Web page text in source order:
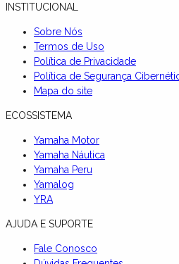
INSTITUCIONAL
Sobre Nós
Termos de Uso
Política de Privacidade
Política de Segurança
Mapa do site
ECOSSISTEMA
Yamaha Motor
Yamaha Náutica
Yamaha Peru
Yamalog
YRA
AJUDA E SUPORTE
Fale Conosco